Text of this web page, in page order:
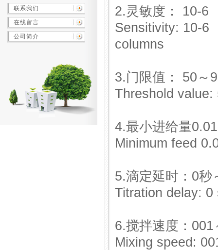
联系我们
在线留言
公司简介
2.灵敏度： 10-6
Sensitivity: 10-6
columns
3.门限值： 50～
Threshold
4.最小进给量
Minimum feed
5.滴定延时：0秒
Titration delay:
6.搅拌速度：
Mixing speed: